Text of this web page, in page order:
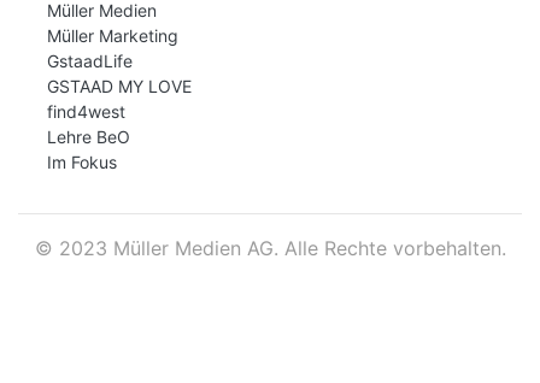
Müller Medien
Müller Marketing
GstaadLife
GSTAAD MY LOVE
find4west
Lehre BeO
Im Fokus
© 2023 Müller Medien AG. Alle Rechte vorbehalten.